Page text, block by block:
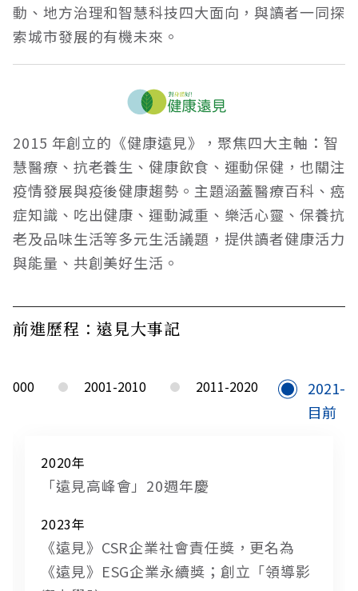
動、地方治理和智慧科技四大面向，與讀者一同探
索城市發展的有機未來。
2015 年創立的《健康遠見》，聚焦四大主軸：智
慧醫療、抗老養生、健康飲食、運動保健，也關注
疫情發展與疫後健康趨勢。主題涵蓋醫療百科、癌
症知識、吃出健康、運動減重、樂活心靈、保養抗
老及品味生活等多元生活議題，提供讀者健康活力
與能量、共創美好生活。
前進歷程：遠見大事記
2000 2001-2010 2011-2020
2021-
目前
2020年
「遠見高峰會」20週年慶
2023年
《遠見》CSR企業社會責任獎，更名為
《遠見》ESG企業永續獎；創立「領導影